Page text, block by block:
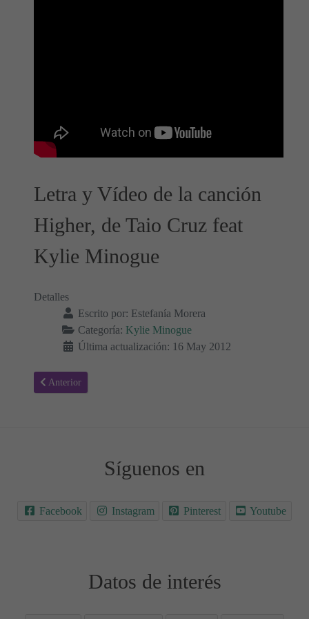
Letra y Vídeo de la canción
Higher, de Taio Cruz feat
Kylie Minogue
Detalles
Escrito por: Estefanía Morera
Categoría: Kylie Minogue
Última actualización: 16 May 2012
Artículo anterior: Get outta my way - Kylie Minogue, Letra y Vídeo
Anterior
Síguenos en
Facebook Instagram Pinterest Youtube
Datos de interés